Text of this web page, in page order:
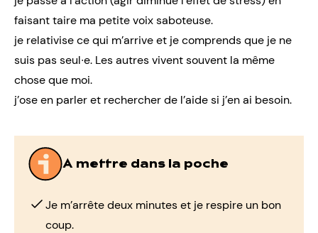
faisant taire ma petite voix saboteuse.
je relativise ce qui m’arrive et je comprends que je ne
suis pas seul∙e. Les autres vivent souvent la même
chose que moi.
j’ose en parler et rechercher de l’aide si j’en ai besoin.
A mettre dans la poche
Je m’arrête deux minutes et je respire un bon
coup.